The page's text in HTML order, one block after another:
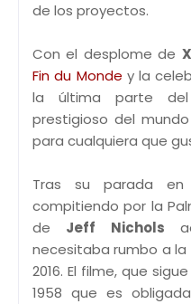
de los proyectos.
Con el desplome de
Fin du Monde y la
la última parte
prestigioso del
para cualquiera que
Tras su parada
compitiendo por la
de Jeff Nichols
necesitaba rumbo a
2016. El filme, que
1958 que es